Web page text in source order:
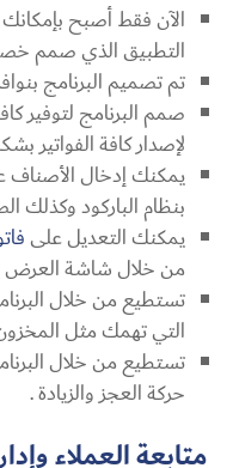
الآن فقط أصبح
التطبيق الذي صمم
تم تصميم البرنامج
صمم البرنامج لتوفير
لإصدار كافة الفواتير
يمكنك إدخال الأصناف
بنظام الباركود وكذلك
يمكنك التعديل على
من خلال شاشة
تستطيع من خلال
التي تهمك مثل
تستطيع من خلال
حركة العجز والزيادة .
متابعة العملاء